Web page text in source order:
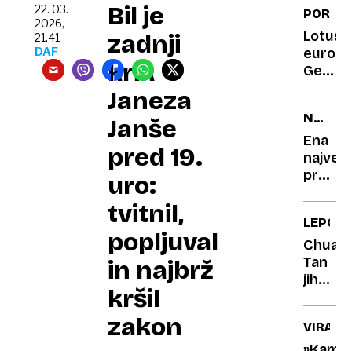
Bil je
zadnji
krik
Janeza
Janše
pred 19.
uro:
tvitnil,
popljuval
in najbrž
kršil
zakon
22. 03.
2026,
21.41
DAF
vrisk,
gre
zares
Lotus
Ena
LEPOTA
Tan
jih
kaže